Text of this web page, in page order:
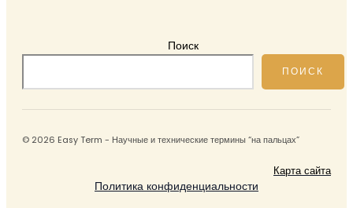
Поиск
ПОИСК
© 2026 Easy Term - Научные и технические термины “на пальцах”
Карта сайта
Политика конфиденциальности